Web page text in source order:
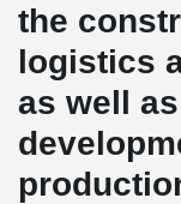
the
logistics
as well